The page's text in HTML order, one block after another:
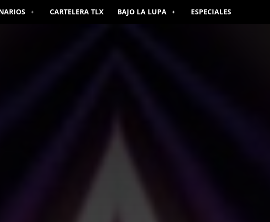
CARTELERA TLX BAJO LA LUPA ESPECIALES